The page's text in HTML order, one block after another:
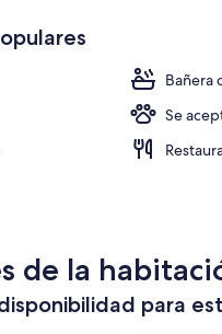
Exterior
Bañera
Se
de la
para